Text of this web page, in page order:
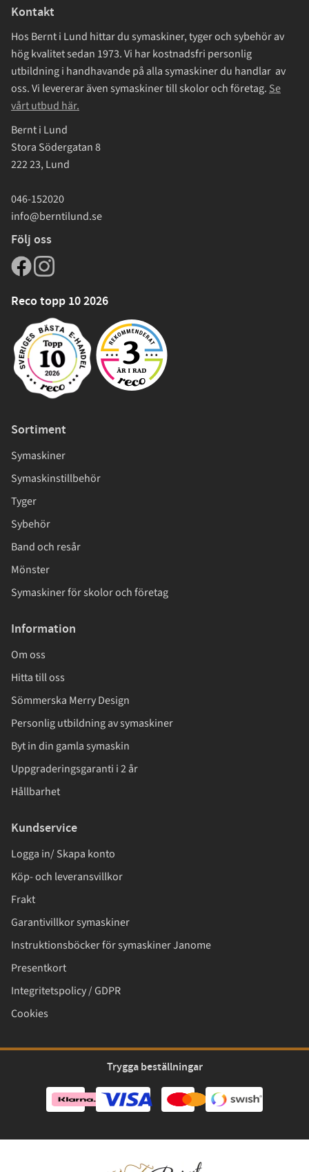
Kontakt
Hos Bernt i Lund hittar du symaskiner, tyger och sybehör av
hög kvalitet sedan 1973. Vi har kostnadsfri personlig
utbildning i handhavande på alla symaskiner du handlar av
oss. Vi levererar även symaskiner till skolor och företag. Se
vårt utbud här.
Bernt i Lund
Stora Södergatan 8
222 23, Lund
046-152020
info@berntilund.se
Följ oss
Reco topp 10 2026
Sortiment
Symaskiner
Symaskinstillbehör
Tyger
Sybehör
Band och resår
Mönster
Symaskiner för skolor och företag
Information
Om oss
Hitta till oss
Sömmerska Merry Design
Personlig utbildning av symaskiner
Byt in din gamla symaskin
Uppgraderingsgaranti i 2 år
Hållbarhet
Kundservice
Logga in/ Skapa konto
Köp- och leveransvillkor
Frakt
Garantivillkor symaskiner
Instruktionsböcker för symaskiner Janome
Presentkort
Integritetspolicy / GDPR
Cookies
Trygga beställningar